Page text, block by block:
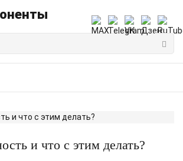
и что с этим делать?